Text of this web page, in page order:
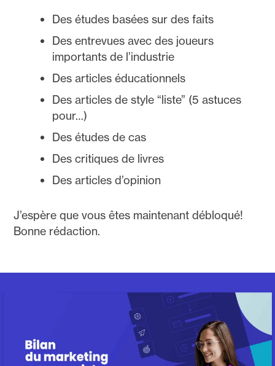
Des études basées sur des faits
Des entrevues avec des joueurs
importants de l’industrie
Des articles éducationnels
Des articles de style “liste” (5 astuces
pour…)
Des études de cas
Des critiques de livres
Des articles d’opinion
J’espère que vous êtes maintenant débloqué!
Bonne rédaction.